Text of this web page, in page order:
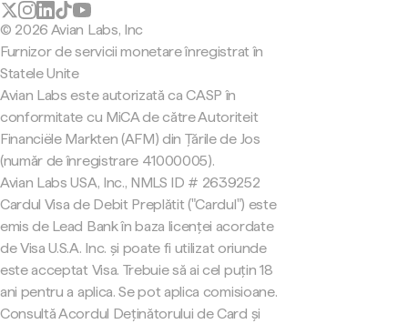
© 2026 Avian Labs, Inc
Furnizor de servicii monetare înregistrat în
Statele Unite
Avian Labs este autorizată ca CASP în
conformitate cu MiCA de către Autoriteit
Financiële Markten (AFM) din Țările de Jos
(număr de înregistrare 41000005).
Avian Labs USA, Inc., NMLS ID # 2639252
Cardul Visa de Debit Preplătit ("Cardul") este
emis de Lead Bank în baza licenței acordate
de Visa U.S.A. Inc. și poate fi utilizat oriunde
este acceptat Visa. Trebuie să ai cel puțin 18
ani pentru a aplica. Se pot aplica comisioane.
Consultă Acordul Deținătorului de Card și